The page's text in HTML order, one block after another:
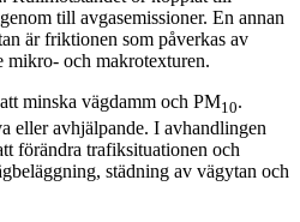
till avgasemissioner. En annan
är friktionen som påverkas av
mikro- och makrotexturen.
minska vägdamm och PM10.
eller avhjälpande. I avhandlingen
förändra trafiksituationen och
städning av vägytan och